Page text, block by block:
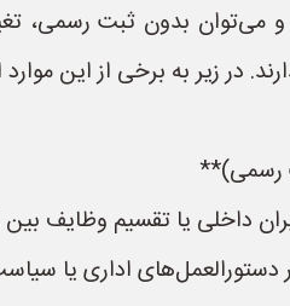
بدون ثبت رسمی،
در زیر به برخی از این
داخلی یا تقسیم وظایف
اداری یا